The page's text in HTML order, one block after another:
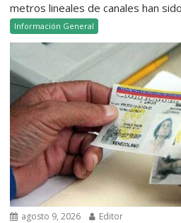
metros lineales de canales han
Información General
agosto 9, 2026 Editor